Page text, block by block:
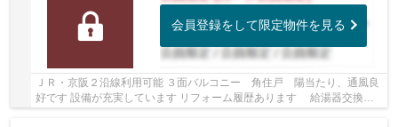
会員登録をして限定物件を見る
ＪＲ・京阪２沿線利用可能 ３面バルコニー 角住戸 陽当たり、通風良
好です 設備が充実しています リフォーム履歴あります 給湯器交換